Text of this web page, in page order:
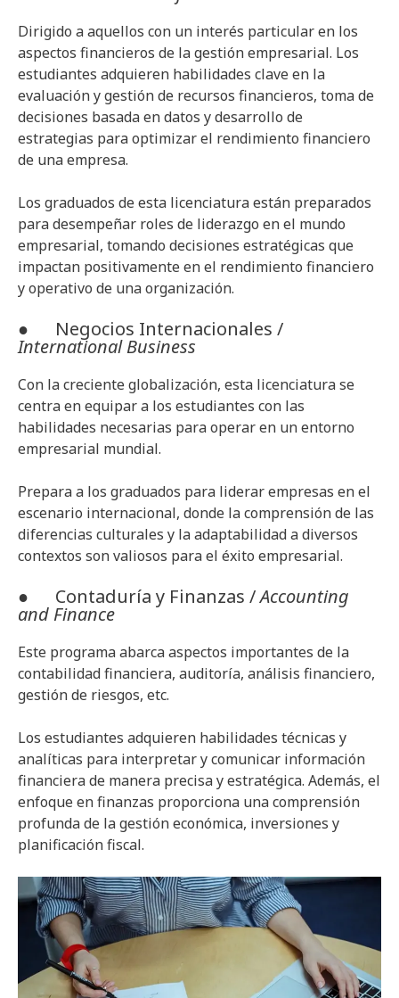
Dirigido a aquellos con un interés particular en los
aspectos financieros de la gestión empresarial. Los
estudiantes adquieren habilidades clave en la
evaluación y gestión de recursos financieros, toma de
decisiones basada en datos y desarrollo de
estrategias para optimizar el rendimiento financiero
de una empresa.
Los graduados de esta licenciatura están preparados
para desempeñar roles de liderazgo en el mundo
empresarial, tomando decisiones estratégicas que
impactan positivamente en el rendimiento financiero
y operativo de una organización.
● Negocios Internacionales /
International Business
Con la creciente globalización, esta licenciatura se
centra en equipar a los estudiantes con las
habilidades necesarias para operar en un entorno
empresarial mundial.
Prepara a los graduados para liderar empresas en el
escenario internacional, donde la comprensión de las
diferencias culturales y la adaptabilidad a diversos
contextos son valiosos para el éxito empresarial.
● Contaduría y Finanzas /Accounting
and Finance
Este programa abarca aspectos importantes de la
contabilidad financiera, auditoría, análisis financiero,
gestión de riesgos, etc.
Los estudiantes adquieren habilidades técnicas y
analíticas para interpretar y comunicar información
financiera de manera precisa y estratégica. Además, el
enfoque en finanzas proporciona una comprensión
profunda de la gestión económica, inversiones y
planificación fiscal.